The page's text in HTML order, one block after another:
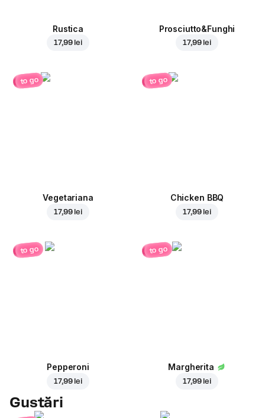
Rustica
17,99 lei
Prosciutto&Funghi
17,99 lei
to go
Vegetariana
17,99 lei
to go
Chicken BBQ
17,99 lei
to go
Pepperoni
17,99 lei
to go
Margherita
17,99 lei
Gustări